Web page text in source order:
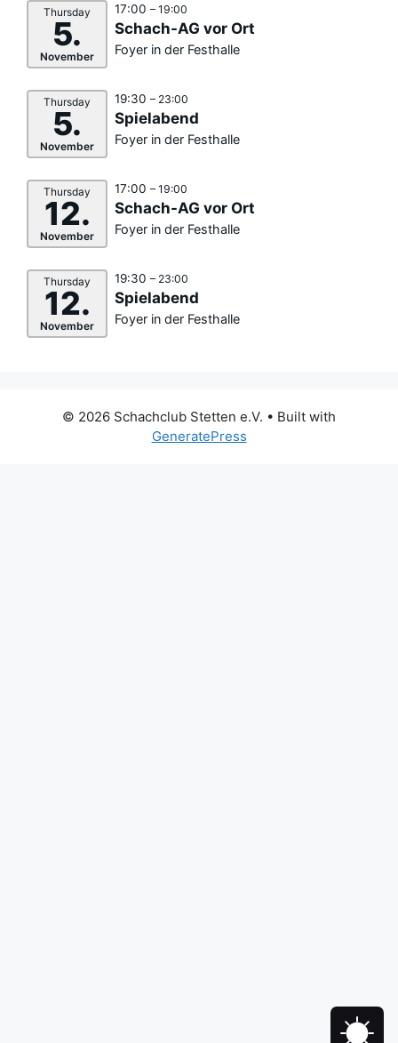
Thursday
5.
November
17:00 – 19:00
Schach-AG vor Ort
Foyer in der Festhalle
Thursday
5.
November
19:30 – 23:00
Spielabend
Foyer in der Festhalle
Thursday
12.
November
17:00 – 19:00
Schach-AG vor Ort
Foyer in der Festhalle
Thursday
12.
November
19:30 – 23:00
Spielabend
Foyer in der Festhalle
© 2026 Schachclub Stetten e.V. • Built with
GeneratePress